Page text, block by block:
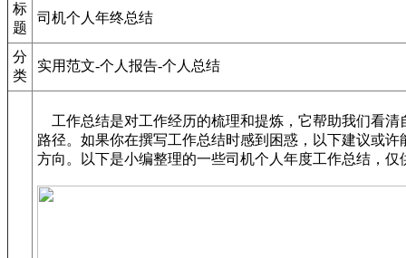
标
题
司机个人年终总结
分
类
实用范文-个人报告-个人总结
工作总结是对工作经历的梳理和提炼，它帮助我们看清
路径。如果你在撰写工作总结时感到困惑，以下建议或许
方向。以下是小编整理的一些司机个人年度工作总结，仅